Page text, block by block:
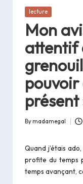
travaux
d'aiguilles
et
bricolage..
Posted
lecture
Mon
attentif
présent
Posted
Bymadamegal
Quand j’étais
profite du temps
temps avançant,